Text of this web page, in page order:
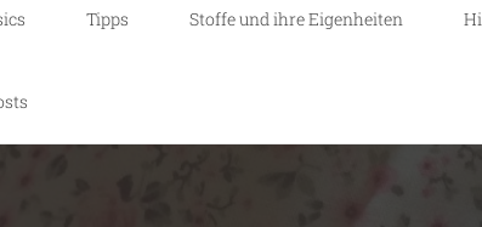
Tipps Stoffe und ihre Eigenheiten